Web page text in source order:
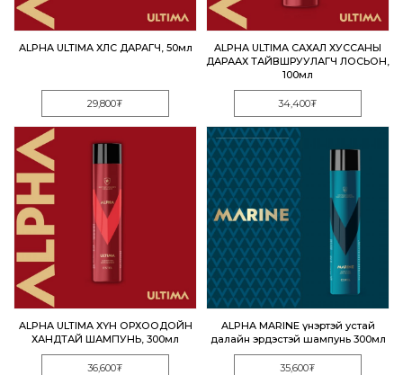
ALPHA ULTIMA ХӨЛС ДАРАГЧ, 50мл
29,800₮
ALPHA ULTIMA САХАЛ ХУССАНЫ
ДАРААХ ТАЙВШРУУЛАГЧ ЛОСЬОН,
100мл
34,400₮
ALPHA ULTIMA ХҮН ОРХООДОЙН
ХАНДТАЙ ШАМПУНЬ, 300мл
36,600₮
ALPHA MARINE үнэртэй устай
далайн эрдэстэй шампунь 300мл
35,600₮